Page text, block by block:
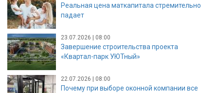
Реальная цена маткапитала стремительно
падает
23.07.2026 | 08:00
Завершение строительства проекта
«Квартал-парк УЮТный»
22.07.2026 | 08:00
Почему при выборе оконной компании все